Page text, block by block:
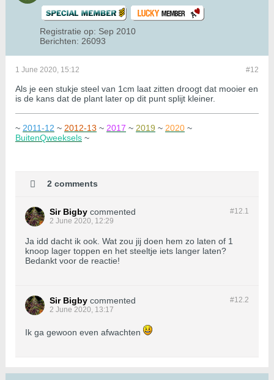
Registratie op: Sep 2010
Berichten: 26093
#12
1 June 2020, 15:12
Als je een stukje steel van 1cm laat zitten droogt dat mooier en
is de kans dat de plant later op dit punt splijt kleiner.
~ 2011-12 ~ 2012-13 ~ 2017 ~ 2019 ~ 2020 ~
BuitenQweeksels ~
2 comments
#12.1
Sir Bigby commented
2 June 2020, 12:29
Ja idd dacht ik ook. Wat zou jij doen hem zo laten of 1
knoop lager toppen en het steeltje iets langer laten?
Bedankt voor de reactie!
#12.2
Sir Bigby commented
2 June 2020, 13:17
Ik ga gewoon even afwachten